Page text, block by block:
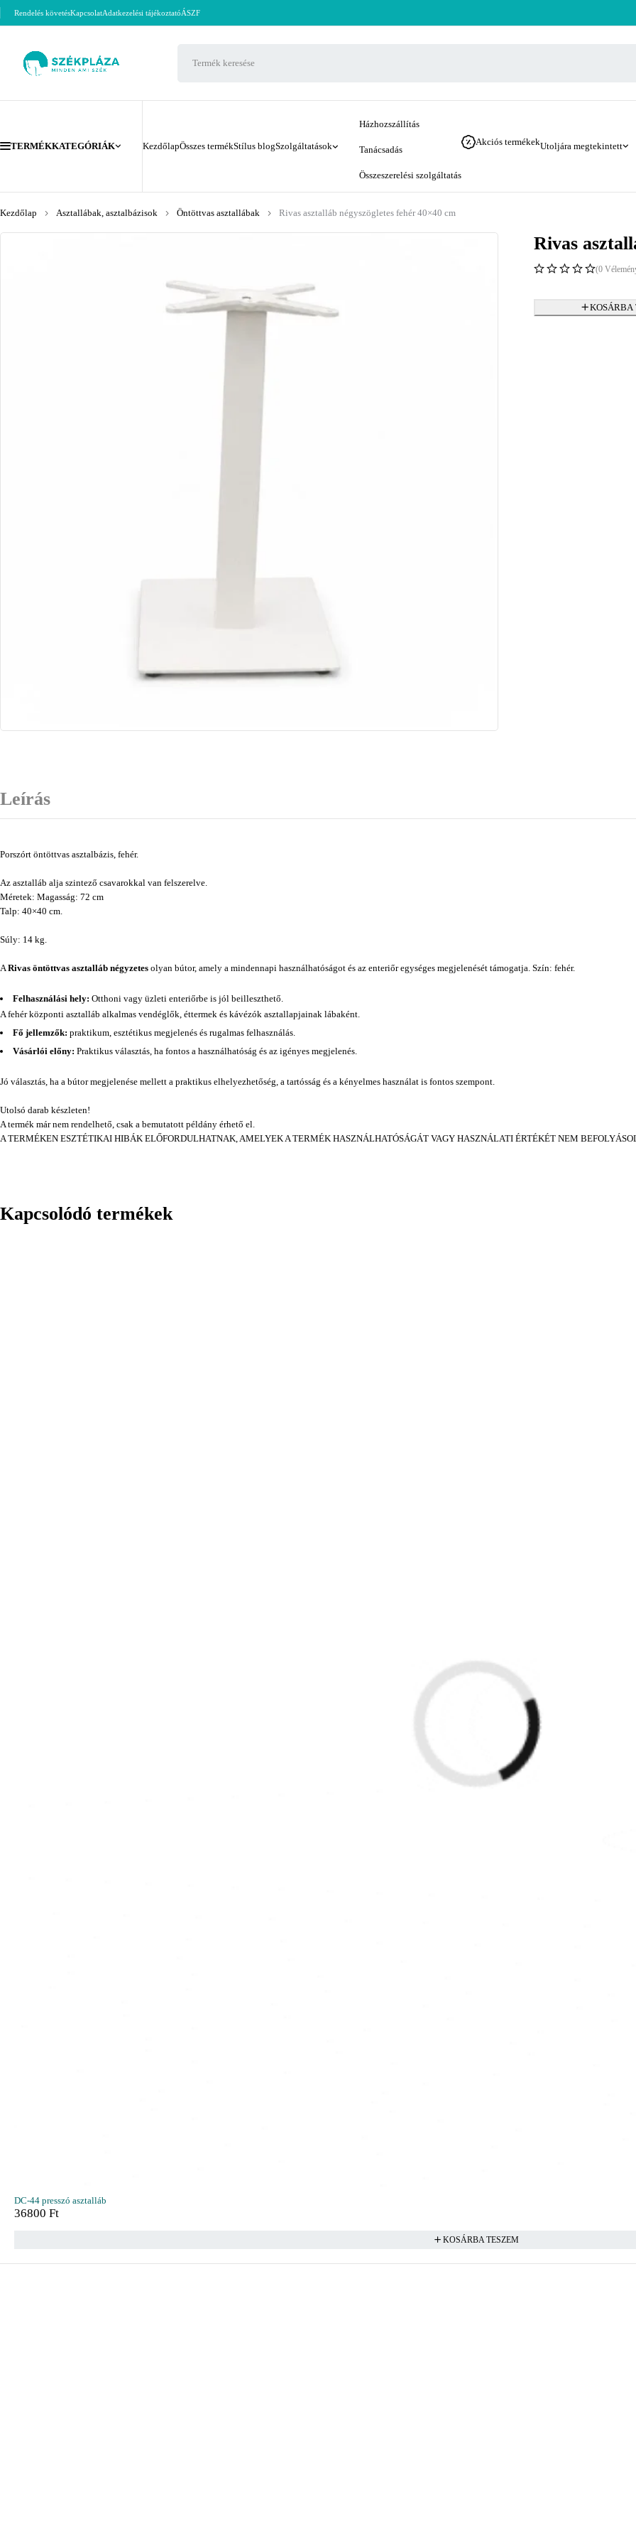
Rendelés követésKapcsolatAdatkezelési tájékoztatóÁSZF
TERMÉKKATEGÓRIÁK KezdőlapÖsszes termékStílus blogSzolgáltatások
Házhozszállítás
Tanácsadás
Összeszerelési szolgáltatás
Akciós termékekUtoljára megtekintett
Kezdőlap Asztallábak, asztalbázisok Öntöttvas asztallábak Rivas asztalláb négyszögletes fehér 40×40 cm
Rivas
(0
KOSÁRBA
Leírás
Porszórt öntöttvas asztalbázis, fehér.
Az asztalláb alja szintező csavarokkal van felszerelve.
Méretek: Magasság: 72 cm
Talp: 40×40 cm.
Súly: 14 kg.
ARivas öntöttvas asztalláb négyzetes olyan bútor, amely a mindennapi használhatóságot és az enteriőr egységes megjelenését támogatja. Szín: fehér.
Felhasználási hely: Otthoni vagy üzleti enteriőrbe is jól beilleszthető.
A fehér központi asztalláb alkalmas vendéglők, éttermek és kávézók asztallapjainak lábaként.
Fő jellemzők: praktikum, esztétikus megjelenés és rugalmas felhasználás.
Vásárlói előny: Praktikus választás, ha fontos a használhatóság és az igényes megjelenés.
Jó választás, ha a bútor megjelenése mellett a praktikus elhelyezhetőség, a tartósság és a kényelmes használat is fontos szempont.
Utolsó darab készleten!
A termék már nem rendelhető, csak a bemutatott példány érhető el.
A TERMÉKEN ESZTÉTIKAI HIBÁK ELŐFORDULHATNAK, AMELYEK A TERMÉK HASZNÁLHATÓSÁGÁT VAGY HASZNÁLATI ÉRTÉKÉT NEM
Kapcsolódó termékek
DC-44 presszó asztalláb
36800 Ft
KOSÁRBA TESZEM